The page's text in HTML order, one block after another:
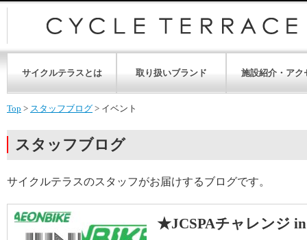
サイクルテラスとは 取り扱いブランド 施設紹介・アク
Top > スタッフブログ > イベント
スタッフブログ
サイクルテラスのスタッフがお届けするブログです。
★JCSPAチャレンジ